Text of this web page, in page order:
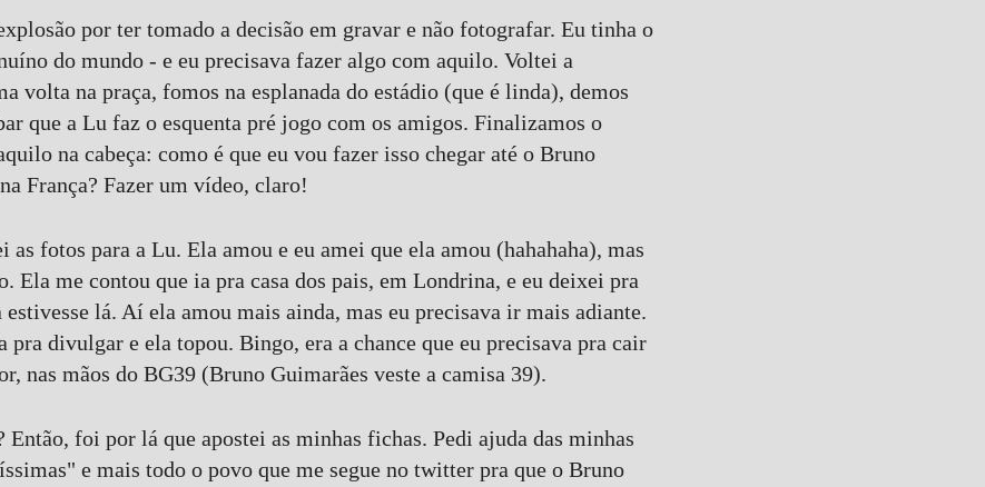
por ter tomado a decisão em gravar e não fotografar. Eu tinha o
do mundo - e eu precisava fazer algo com aquilo. Voltei a
volta na praça, fomos na esplanada do estádio (que é linda), demos
que a Lu faz o esquenta pré jogo com os amigos. Finalizamos o
na cabeça: como é que eu vou fazer isso chegar até o Bruno
França? Fazer um vídeo, claro!
as fotos para a Lu. Ela amou e eu amei que ela amou (hahahaha), mas
Ela me contou que ia pra casa dos pais, em Londrina, e eu deixei pra
lá. Aí ela amou mais ainda, mas eu precisava ir mais adiante.
pra divulgar e ela topou. Bingo, era a chance que eu precisava pra cair
nas mãos do BG39 (Bruno Guimarães veste a camisa 39).
foi por lá que apostei as minhas fichas. Pedi ajuda das minhas
e mais todo o povo que me segue no twitter pra que o Bruno